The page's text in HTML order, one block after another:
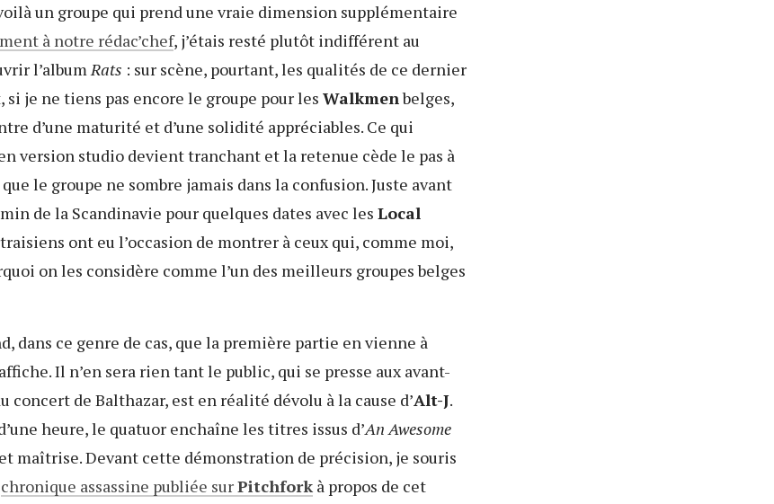
un groupe qui prend une vraie dimension supplémentaire
à notre rédac’chef, j’étais resté plutôt indifférent au
l’albumRats : sur scène, pourtant, les qualités de ce dernier
si je ne tiens pas encore le groupe pour les Walkmenbelges,
d’une maturité et d’une solidité appréciables. Ce qui
version studio devient tranchant et la retenue cède le pas à
le groupe ne sombre jamais dans la confusion. Juste avant
de la Scandinavie pour quelques dates avec les Local
ont eu l’occasion de montrer à ceux qui, comme moi,
on les considère comme l’un des meilleurs groupes belges
dans ce genre de cas, que la première partie en vienne à
Il n’en sera rien tant le public, qui se presse aux avant-
concert de Balthazar, est en réalité dévolu à la cause d’Alt-J.
heure, le quatuor enchaîne les titres issus d’An Awesome
maîtrise. Devant cette démonstration de précision, je souris
chronique assassine publiée surPitchfork à propos de cet